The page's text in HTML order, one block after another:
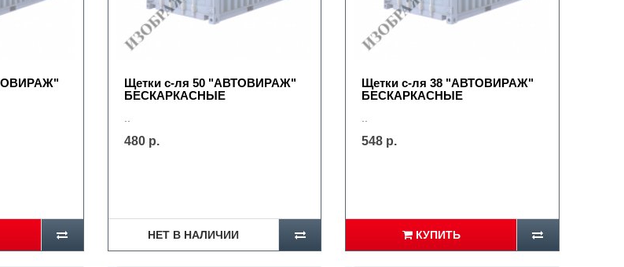
Щетки с-ля 50 "АВТОВИРАЖ"
БЕСКАРКАСНЫЕ
..
480 р.
НЕТ В НАЛИЧИИ
Щетки с-ля 38 "АВТОВИРАЖ"
БЕСКАРКАСНЫЕ
..
548 р.
КУПИТЬ